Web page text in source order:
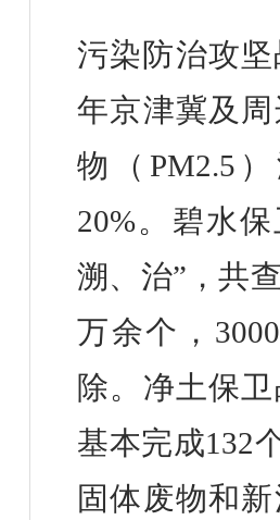
污染防治攻
年京津冀及
物（PM2.5
20%。碧水
溯、治”，共
万余个，
除。净土保
基本完成132
固体废物和